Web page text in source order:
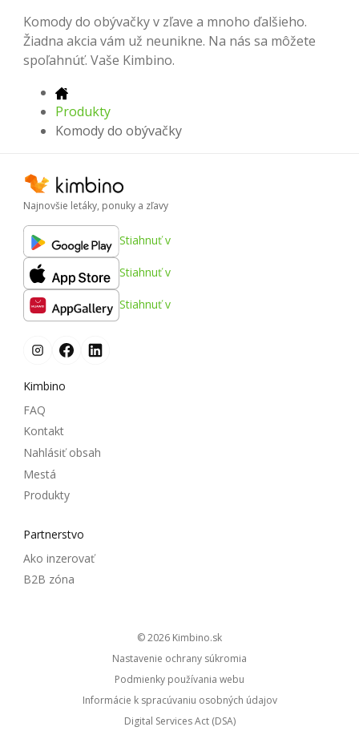
Komody do obývačky v zľave a mnoho ďalšieho.
Žiadna akcia vám už neunikne. Na nás sa môžete
spoľahnúť. Vaše Kimbino.
Produkty
Komody do obývačky
Najnovšie letáky, ponuky a zľavy
Stiahnuť v
Stiahnuť v
Stiahnuť v
Kimbino
FAQ
Kontakt
Nahlásiť obsah
Mestá
Produkty
Partnerstvo
Ako inzerovať
B2B zóna
© 2026
kimbino.sk
Nastavenie ochrany súkromia
Podmienky používania webu
Informácie k spracúvaniu osobných údajov
Digital Services Act (DSA)